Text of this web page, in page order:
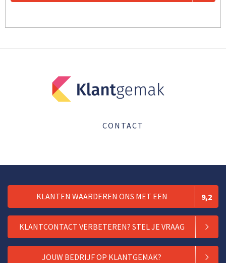
CONTACT
KLANTEN WAARDEREN ONS MET EEN 9,2
KLANTCONTACT VERBETEREN? STEL JE VRAAG
JOUW BEDRIJF OP KLANTGEMAK?